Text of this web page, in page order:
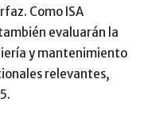
Como ISA
evaluarán la
y mantenimiento
relevantes,